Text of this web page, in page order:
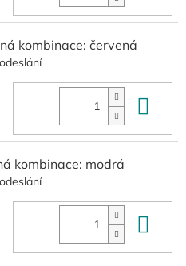
kombinace: červená
kombinace: modrá